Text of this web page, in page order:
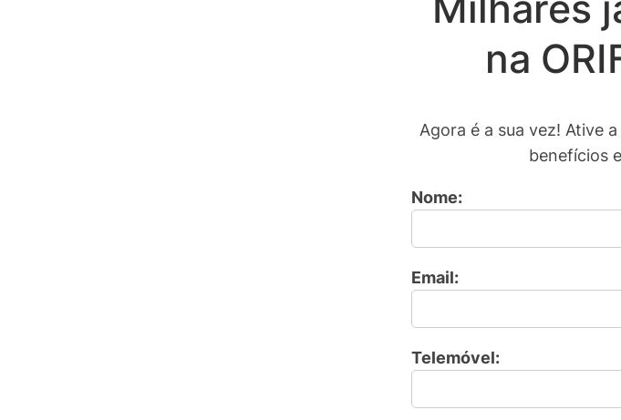
na
Agora é a sua vez! Ative
benefícios
Nome:
Email:
Telemóvel: